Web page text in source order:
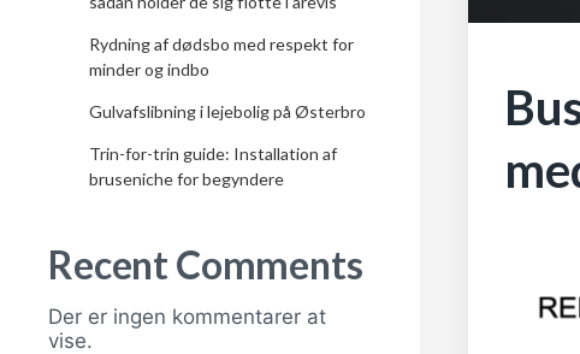
Rydning af dødsbo med respekt for
minder og indbo
Gulvafslibning i lejebolig på Østerbro
Trin-for-trin guide: Installation af
bruseniche for begyndere
Recent Comments
Der er ingen kommentarer at
vise.